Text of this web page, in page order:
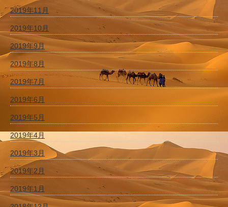
2019年11月
2019年10月
2019年9月
2019年8月
2019年7月
2019年6月
2019年5月
2019年4月
2019年3月
2019年2月
2019年1月